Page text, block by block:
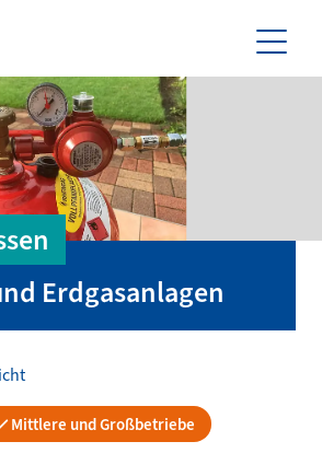
Erdgasanlagen
Mittlere und Großbetriebe